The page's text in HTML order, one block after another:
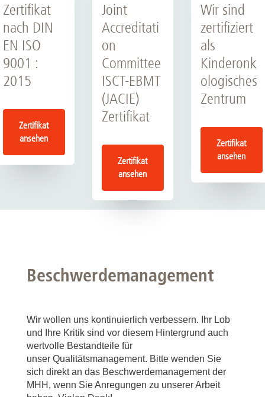
Zertifikat
nach DIN
EN ISO
9001 :
2015
Zertifikat
ansehen
Joint
Accreditati
on
Committee
ISCT-EBMT
(JACIE)
Zertifikat
Zertifikat
ansehen
Wir sind
zertifiziert
als
Kinderonk
ologisches
Zentrum
Zertifikat
ansehen
Beschwerdemanagement
Wir wollen uns kontinuierlich verbessern. Ihr Lob
und Ihre Kritik sind vor diesem Hintergrund auch
wertvolle Bestandteile für
unser Qualitätsmanagement. Bitte wenden Sie
sich direkt an das Beschwerdemanagement der
MHH, wenn Sie Anregungen zu unserer Arbeit